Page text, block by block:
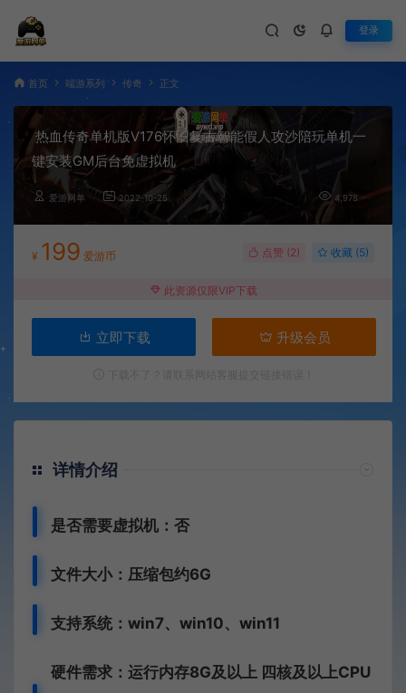
登录
首页 端游系列 传奇 正文
热血传奇单机版V176怀旧复古智能假人攻沙陪玩单机一
键安装GM后台免虚拟机
爱游网单 2022-10-25 4,978
¥ 199 爱游币 点赞 (2) 收藏 (5)
此资源仅限VIP下载
立即下载 升级会员
详情介绍
是否需要虚拟机：否
文件大小：压缩包约6G
支持系统：win7、win10、win11
硬件需求：运行内存8G及以上 四核及以上CPU